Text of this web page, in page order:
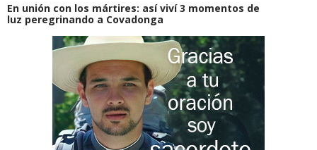
En unión con los mártires: así viví 3 momentos de
luz peregrinando a Covadonga